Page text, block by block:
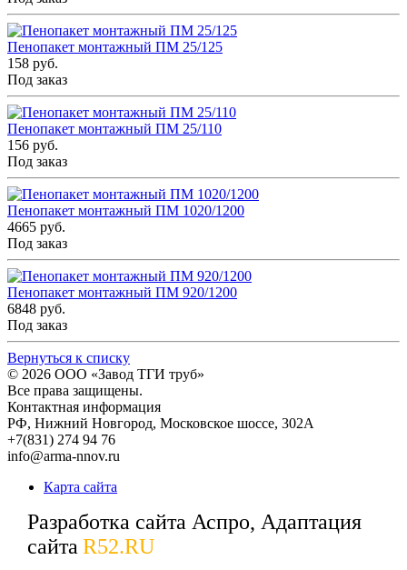
Пенопакет монтажный ПМ 25/125
158 руб.
Под заказ
Пенопакет монтажный ПМ 25/110
156 руб.
Под заказ
Пенопакет монтажный ПМ 1020/1200
4665 руб.
Под заказ
Пенопакет монтажный ПМ 920/1200
6848 руб.
Под заказ
Вернуться к списку
© 2026 ООО «Завод ТГИ труб»
Все права защищены.
Контактная информация
РФ, Нижний Новгород, Московское шоссе, 302А
+7(831) 274 94 76
info@arma-nnov.ru
Карта сайта
Разработка сайта Аспро, Адаптация
сайта R52.RU